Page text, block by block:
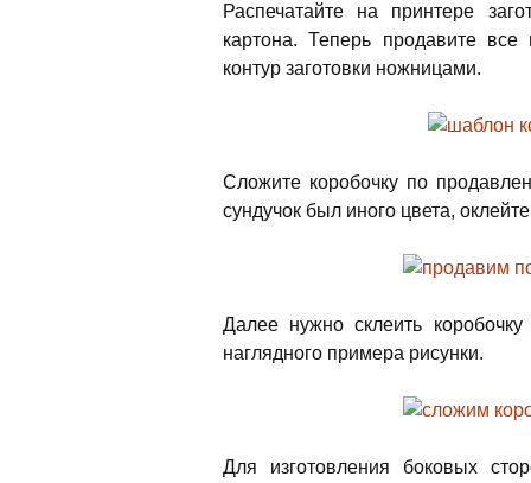
Распечатайте на принтере
картона. Теперь продавите
контур заготовки ножницами.
Сложите коробочку по
сундучок был иного цвета,
Далее нужно склеить
наглядного примера рисунки.
Для изготовления боковых